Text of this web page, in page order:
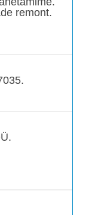
remont.